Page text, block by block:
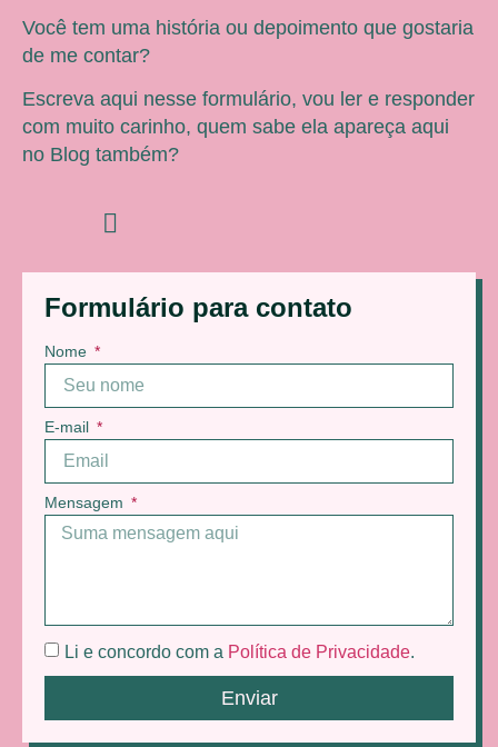
Formulário para contato
Nome
E-mail
Mensagem
Li e concordo com a Política de Privacidade.
Enviar
Você tem uma história ou depoimento que gostaria
de me contar?
Escreva aqui nesse formulário, vou ler e responder
com muito carinho, quem sabe ela apareça aqui
no Blog também?